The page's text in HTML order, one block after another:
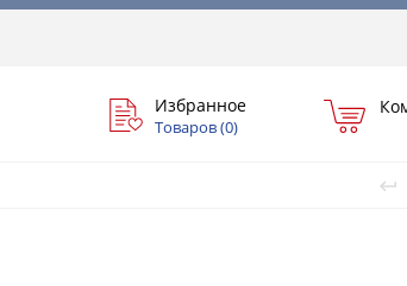
Избранное
Товаров (0)